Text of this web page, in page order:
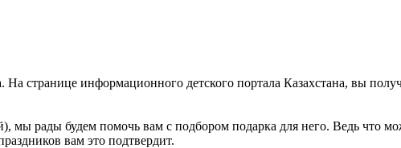
На странице информационного детского портала Казахстана, вы
мы рады будем помочь вам с подбором подарка для него. Ведь что
вам это подтвердит.